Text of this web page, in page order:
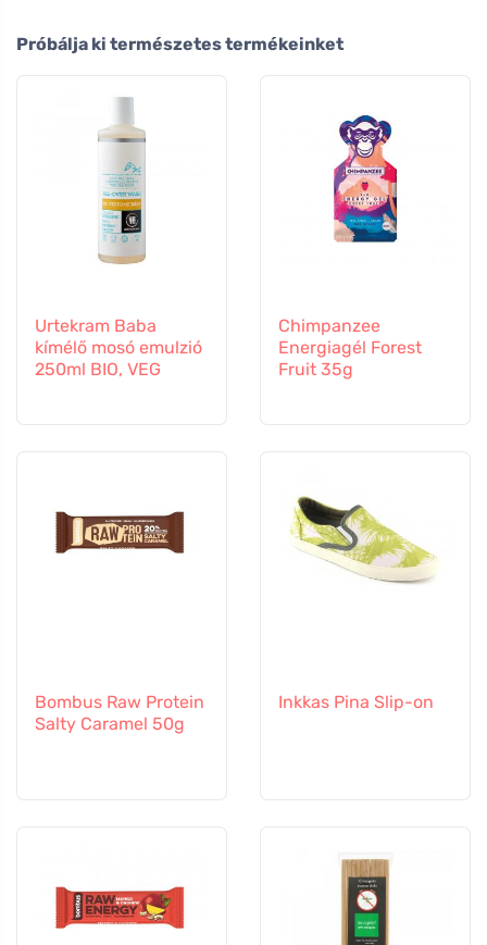
Próbálja ki természetes termékeinket
Urtekram Baba
kímélő mosó emulzió
250ml BIO, VEG
Chimpanzee
Energiagél Forest
Fruit 35g
Bombus Raw Protein
Salty Caramel 50g
Inkkas Pina Slip-on